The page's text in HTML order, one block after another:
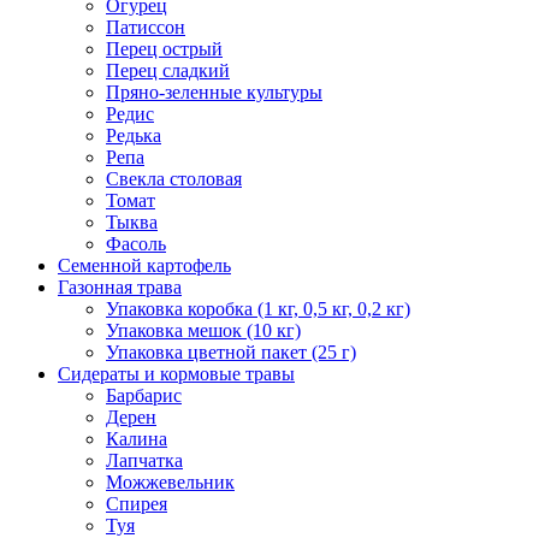
Огурец
Патиссон
Перец острый
Перец сладкий
Пряно-зеленные культуры
Редис
Редька
Репа
Свекла столовая
Томат
Тыква
Фасоль
Семенной картофель
Газонная трава
Упаковка коробка (1 кг, 0,5 кг, 0,2 кг)
Упаковка мешок (10 кг)
Упаковка цветной пакет (25 г)
Сидераты и кормовые травы
Барбарис
Дерен
Калина
Лапчатка
Можжевельник
Спирея
Туя